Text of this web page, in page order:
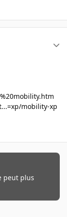
mobility-xp
peut plus